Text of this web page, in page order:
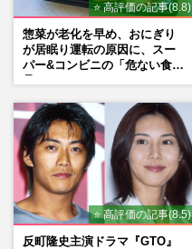
⭐ 高評価の記事(8.8)
惣菜が老化を早め、おにぎり
が居眠り運転の原因に、スー
パー&コンビニの「危ない食
⭐ 高評価の記事(8.5)
反町隆史主演ドラマ『GTO』